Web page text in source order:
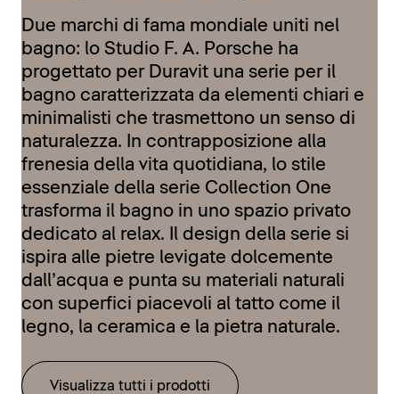
Due marchi di fama mondiale uniti nel
bagno: lo Studio F. A. Porsche ha
progettato per Duravit una serie per il
bagno caratterizzata da elementi chiari e
minimalisti che trasmettono un senso di
naturalezza. In contrapposizione alla
frenesia della vita quotidiana, lo stile
essenziale della serie Collection One
trasforma il bagno in uno spazio privato
dedicato al relax. Il design della serie si
ispira alle pietre levigate dolcemente
dall’acqua e punta su materiali naturali
con superfici piacevoli al tatto come il
legno, la ceramica e la pietra naturale.
Visualizza tutti i prodotti